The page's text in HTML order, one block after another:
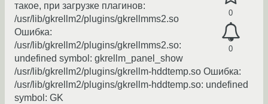
0
0
такое, при загрузке плагинов:
/usr/lib/gkrellm2/plugins/gkrellmms2.so
Ошибка:
/usr/lib/gkrellm2/plugins/gkrellmms2.so:
undefined symbol: gkrellm_panel_show
/usr/lib/gkrellm2/plugins/gkrellm-hddtemp.so Ошибка:
/usr/lib/gkrellm2/plugins/gkrellm-hddtemp.so: undefined
symbol: GK